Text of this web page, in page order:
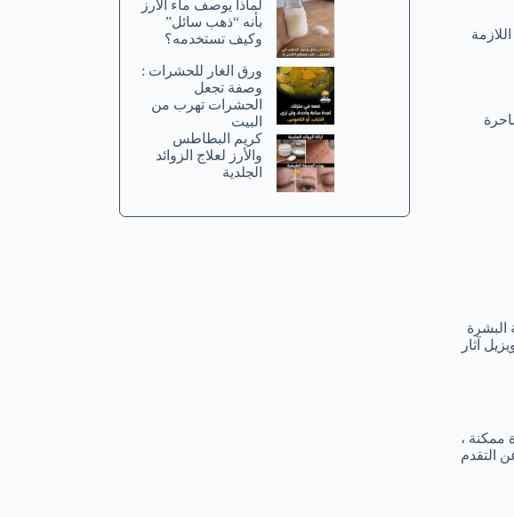
البشرة
آثار
ممكنة ،
التقدم
لماذا يوصف ماء الأرز
بأنه “ذهب سائل”
وكيف تستخدمه؟
ورق الغار للحشرات :
وصفة تجعل
الحشرات تهرب من
البيت
كريم البطاطس
والأرز لعلاج الزوائد
الجلدية